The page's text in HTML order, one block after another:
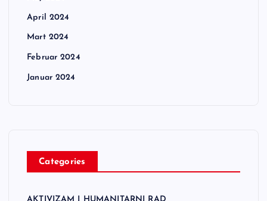
April 2024
Mart 2024
Februar 2024
Januar 2024
Categories